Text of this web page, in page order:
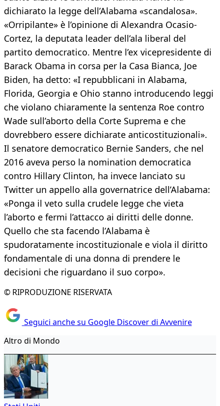
dichiarato la legge dell’Alabama «scandalosa».
«Orripilante» è l’opinione di Alexandra Ocasio-
Cortez, la deputata leader dell’ala liberal del
partito democratico. Mentre l’ex vicepresidente di
Barack Obama in corsa per la Casa Bianca, Joe
Biden, ha detto: «I repubblicani in Alabama,
Florida, Georgia e Ohio stanno introducendo leggi
che violano chiaramente la sentenza Roe contro
Wade sull’aborto della Corte Suprema e che
dovrebbero essere dichiarate anticostituzionali».
Il senatore democratico Bernie Sanders, che nel
2016 aveva perso la nomination democratica
contro Hillary Clinton, ha invece lanciato su
Twitter un appello alla governatrice dell’Alabama:
«Ponga il veto sulla crudele legge che vieta
l’aborto e fermi l’attacco ai diritti delle donne.
Quello che sta facendo l’Alabama è
spudoratamente incostituzionale e viola il diritto
fondamentale di una donna di prendere le
decisioni che riguardano il suo corpo».
© RIPRODUZIONE RISERVATA
Seguici anche su Google Discover di Avvenire
Altro di Mondo